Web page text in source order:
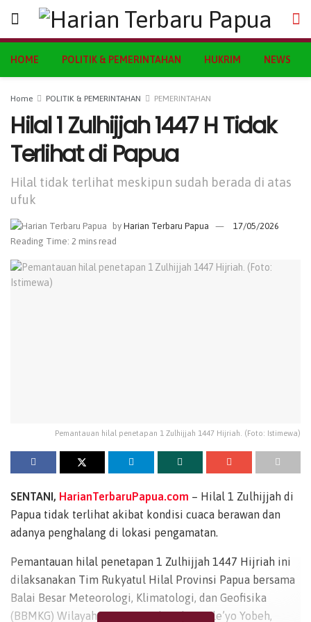
HOME POLITIK & PEMERINTAHAN HUKRIM NEWS
Home POLITIK & PEMERINTAHAN PEMERINTAHAN
Hilal 1 Zulhijjah 1447 H Tidak
Terlihat di Papua
Hilal tidak terlihat meskipun sudah berada di atas
ufuk
by Harian Terbaru Papua
17/05/2026
Reading Time: 2 mins read
Pemantauan hilal penetapan 1 Zulhijjah 1447 Hijriah. (Foto: Istimewa)
SENTANI, HarianTerbaruPapua.com – Hilal 1 Zulhijjah di
Papua tidak terlihat akibat kondisi cuaca berawan dan
adanya penghalang di lokasi pengamatan.
Pemantauan hilal penetapan 1 Zulhijjah 1447 Hijriah ini
dilaksanakan Tim Rukyatul Hilal Provinsi Papua bersama
Balai Besar Meteorologi, Klimatologi, dan Geofisika
(BBMKG) Wilayah V Jayapura di Bukit Hele’yo Yobeh,